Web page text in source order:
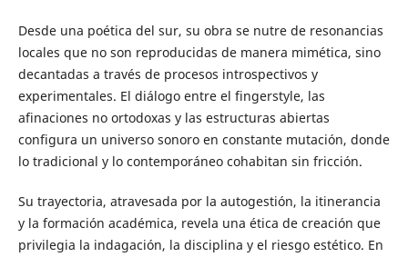
Desde una poética del sur, su obra se nutre de resonancias
locales que no son reproducidas de manera mimética, sino
decantadas a través de procesos introspectivos y
experimentales. El diálogo entre el fingerstyle, las
afinaciones no ortodoxas y las estructuras abiertas
configura un universo sonoro en constante mutación, donde
lo tradicional y lo contemporáneo cohabitan sin fricción.
Su trayectoria, atravesada por la autogestión, la itinerancia
y la formación académica, revela una ética de creación que
privilegia la indagación, la disciplina y el riesgo estético. En